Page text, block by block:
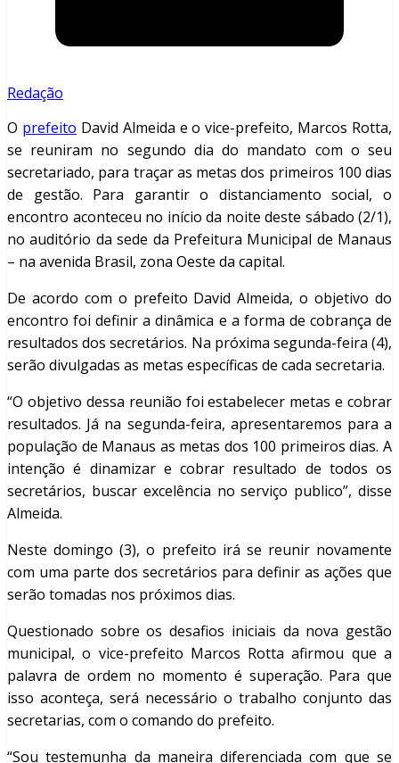
Redação
O prefeito David Almeida e o vice-prefeito, Marcos Rotta,
se reuniram no segundo dia do mandato com o seu
secretariado, para traçar as metas dos primeiros 100 dias
de gestão. Para garantir o distanciamento social, o
encontro aconteceu no início da noite deste sábado (2/1),
no auditório da sede da Prefeitura Municipal de Manaus
– na avenida Brasil, zona Oeste da capital.
De acordo com o prefeito David Almeida, o objetivo do
encontro foi definir a dinâmica e a forma de cobrança de
resultados dos secretários. Na próxima segunda-feira (4),
serão divulgadas as metas específicas de cada secretaria.
“O objetivo dessa reunião foi estabelecer metas e cobrar
resultados. Já na segunda-feira, apresentaremos para a
população de Manaus as metas dos 100 primeiros dias. A
intenção é dinamizar e cobrar resultado de todos os
secretários, buscar excelência no serviço publico”, disse
Almeida.
Neste domingo (3), o prefeito irá se reunir novamente
com uma parte dos secretários para definir as ações que
serão tomadas nos próximos dias.
Questionado sobre os desafios iniciais da nova gestão
municipal, o vice-prefeito Marcos Rotta afirmou que a
palavra de ordem no momento é superação. Para que
isso aconteça, será necessário o trabalho conjunto das
secretarias, com o comando do prefeito.
“Sou testemunha da maneira diferenciada com que se